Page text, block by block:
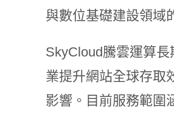
與數位基礎建設領域
SkyCloud騰雲運算
業提升網站全球存取
影響。目前服務範圍